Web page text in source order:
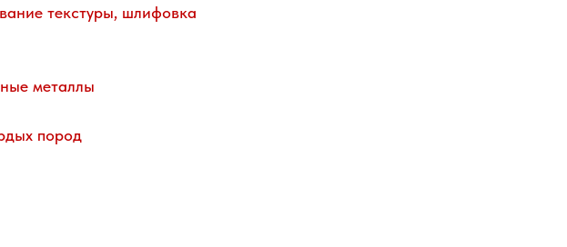
текстуры, шлифовка
металлы
пород